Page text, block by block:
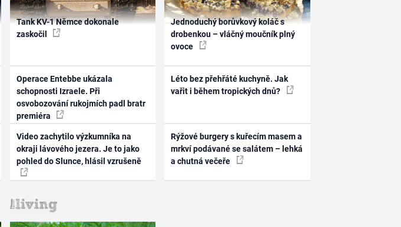
Tank KV-1 Němce dokonale
zaskočil
Operace Entebbe ukázala
schopnosti Izraele. Při
osvobozování rukojmích padl bratr
premiéra
Video zachytilo výzkumníka na
okraji lávového jezera. Je to jako
pohled do Slunce, hlásil vzrušeně
Jednoduchý borůvkový koláč s
drobenkou – vláčný moučník plný
ovoce
Léto bez přehřáté kuchyně. Jak
vařit i během tropických dnů?
Rýžové burgery s kuřecím masem a
mrkví podávané se salátem – lehká
a chutná večeře